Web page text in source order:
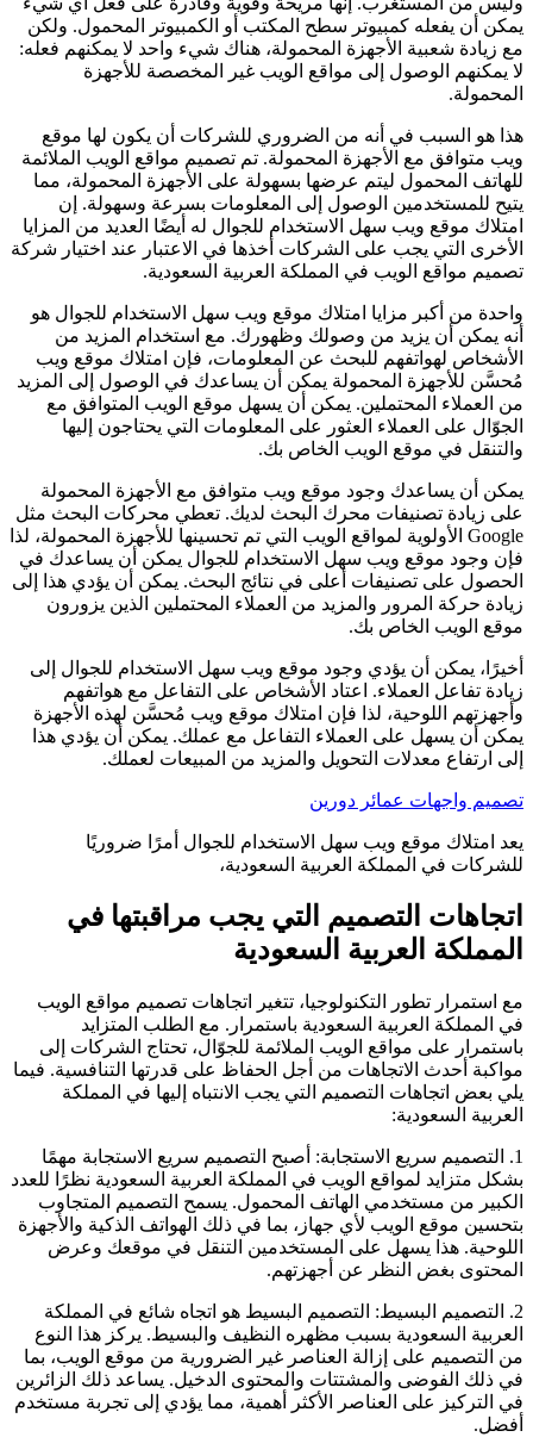
يمكن أن يفعله كمبيوتر سطح المكتب أو الكمبيوتر المحمول. ولكن
مع زيادة شعبية الأجهزة المحمولة، هناك شيء واحد لا يمكنهم فعله:
لا يمكنهم الوصول إلى مواقع الويب غير المخصصة للأجهزة
المحمولة.
هذا هو السبب في أنه من الضروري للشركات أن يكون لها موقع
ويب متوافق مع الأجهزة المحمولة. تم تصميم مواقع الويب الملائمة
للهاتف المحمول ليتم عرضها بسهولة على الأجهزة المحمولة، مما
يتيح للمستخدمين الوصول إلى المعلومات بسرعة وسهولة. إن
امتلاك موقع ويب سهل الاستخدام للجوال له أيضًا العديد من المزايا
الأخرى التي يجب على الشركات أخذها في الاعتبار عند اختيار شركة
تصميم مواقع الويب في المملكة العربية السعودية.
واحدة من أكبر مزايا امتلاك موقع ويب سهل الاستخدام للجوال هو
أنه يمكن أن يزيد من وصولك وظهورك. مع استخدام المزيد من
الأشخاص لهواتفهم للبحث عن المعلومات، فإن امتلاك موقع ويب
مُحسَّن للأجهزة المحمولة يمكن أن يساعدك في الوصول إلى المزيد
من العملاء المحتملين. يمكن أن يسهل موقع الويب المتوافق مع
الجوّال على العملاء العثور على المعلومات التي يحتاجون إليها
والتنقل في موقع الويب الخاص بك.
يمكن أن يساعدك وجود موقع ويب متوافق مع الأجهزة المحمولة
على زيادة تصنيفات محرك البحث لديك. تعطي محركات البحث مثل
Google الأولوية لمواقع الويب التي تم تحسينها للأجهزة المحمولة، لذا
فإن وجود موقع ويب سهل الاستخدام للجوال يمكن أن يساعدك في
الحصول على تصنيفات أعلى في نتائج البحث. يمكن أن يؤدي هذا إلى
زيادة حركة المرور والمزيد من العملاء المحتملين الذين يزورون
موقع الويب الخاص بك.
أخيرًا، يمكن أن يؤدي وجود موقع ويب سهل الاستخدام للجوال إلى
زيادة تفاعل العملاء. اعتاد الأشخاص على التفاعل مع هواتفهم
وأجهزتهم اللوحية، لذا فإن امتلاك موقع ويب مُحسَّن لهذه الأجهزة
يمكن أن يسهل على العملاء التفاعل مع عملك. يمكن أن يؤدي هذا
إلى ارتفاع معدلات التحويل والمزيد من المبيعات لعملك.
تصميم واجهات عمائر دورين
يعد امتلاك موقع ويب سهل الاستخدام للجوال أمرًا ضروريًا
للشركات في المملكة العربية السعودية،
اتجاهات التصميم التي يجب مراقبتها في
المملكة العربية السعودية
مع استمرار تطور التكنولوجيا، تتغير اتجاهات تصميم مواقع الويب
في المملكة العربية السعودية باستمرار. مع الطلب المتزايد
باستمرار على مواقع الويب الملائمة للجوّال، تحتاج الشركات إلى
مواكبة أحدث الاتجاهات من أجل الحفاظ على قدرتها التنافسية. فيما
يلي بعض اتجاهات التصميم التي يجب الانتباه إليها في المملكة
العربية السعودية:
1. التصميم سريع الاستجابة: أصبح التصميم سريع الاستجابة مهمًا
بشكل متزايد لمواقع الويب في المملكة العربية السعودية نظرًا للعدد
الكبير من مستخدمي الهاتف المحمول. يسمح التصميم المتجاوب
بتحسين موقع الويب لأي جهاز، بما في ذلك الهواتف الذكية والأجهزة
اللوحية. هذا يسهل على المستخدمين التنقل في موقعك وعرض
المحتوى بغض النظر عن أجهزتهم.
2. التصميم البسيط: التصميم البسيط هو اتجاه شائع في المملكة
العربية السعودية بسبب مظهره النظيف والبسيط. يركز هذا النوع
من التصميم على إزالة العناصر غير الضرورية من موقع الويب، بما
في ذلك الفوضى والمشتتات والمحتوى الدخيل. يساعد ذلك الزائرين
في التركيز على العناصر الأكثر أهمية، مما يؤدي إلى تجربة مستخدم
أفضل.